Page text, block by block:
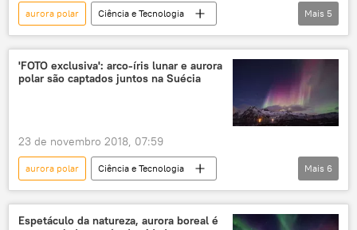
aurora polar
Ciência e Tecnologia
Notícias
Sociedade
Islândia
aurora boreal
luzes
campo magnético
Mais 5
'FOTO exclusiva': arco-íris lunar e aurora
polar são captados juntos na Suécia
23 de novembro 2018, 07:59
aurora polar
Ciência e Tecnologia
Notícias
Sociedade
Suécia
arco-íris
fenômeno
Mais 6
Espetáculo da natureza, aurora boreal é